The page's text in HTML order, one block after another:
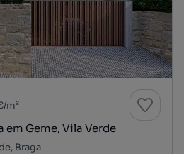
m²
em Geme, Vila Verde
Braga